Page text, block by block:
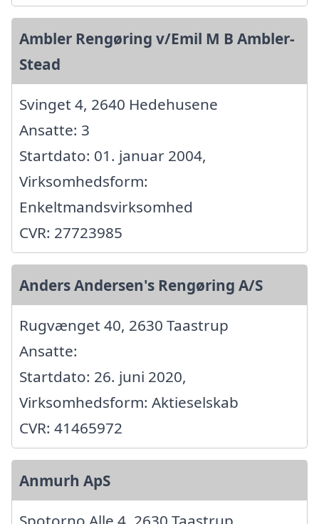
Ambler Rengøring v/Emil M B Ambler-
Stead
Svinget 4, 2640 Hedehusene
Ansatte: 3
Startdato: 01. januar 2004,
Virksomhedsform:
Enkeltmandsvirksomhed
CVR: 27723985
Anders Andersen's Rengøring A/S
Rugvænget 40, 2630 Taastrup
Ansatte:
Startdato: 26. juni 2020,
Virksomhedsform: Aktieselskab
CVR: 41465972
Anmurh ApS